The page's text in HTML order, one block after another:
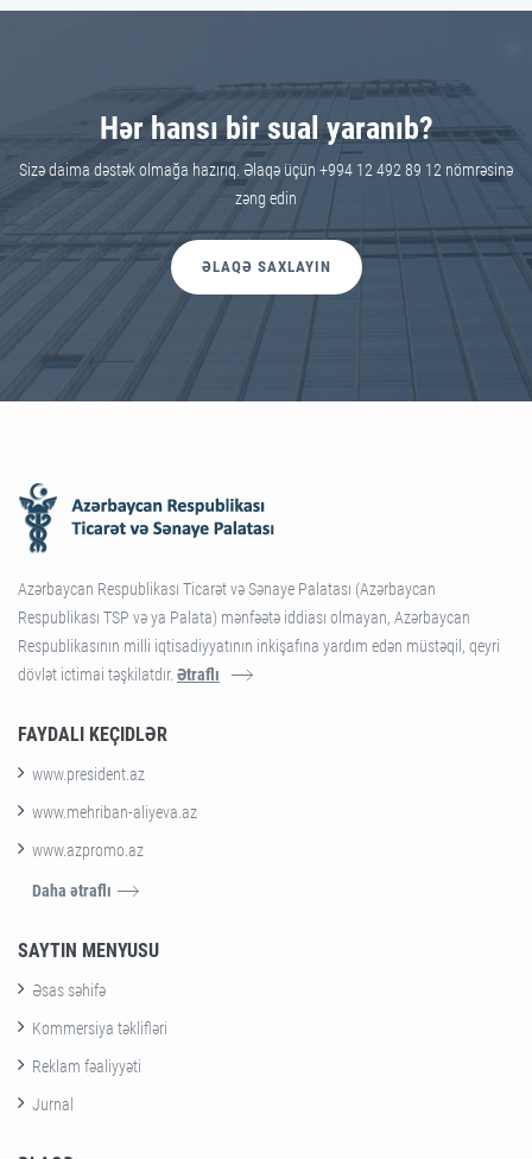
Hər hansı bir sual yaranıb?
Sizə daima dəstək olmağa hazırıq. Əlaqə üçün +994 12 492 89 12 nömrəsinə
zəng edin
ƏLAQƏ SAXLAYIN
Azərbaycan Respublikası Ticarət və Sənaye Palatası (Azərbaycan
Respublikası TSP və ya Palata) mənfəətə iddiası olmayan, Azərbaycan
Respublikasının milli iqtisadiyyatının inkişafına yardım edən müstəqil, qeyri
dövlət ictimai təşkilatdır. Ətraflı
FAYDALI KEÇIDLƏR
www.president.az
www.mehriban-aliyeva.az
www.azpromo.az
Daha ətraflı
SAYTIN MENYUSU
Əsas səhifə
Kommersiya təklifləri
Reklam fəaliyyəti
Jurnal